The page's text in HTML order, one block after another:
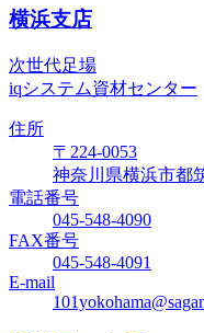
横浜支店
次世代足場
iqシステム資材センター
住所
〒224-0053
神奈川県横浜市都
電話番号
045-548-4090
FAX番号
045-548-4091
E-mail